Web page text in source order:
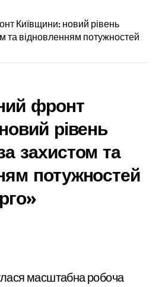
Київщини: новий рівень
та відновленням потужностей
фронт
рівень
захистом та
потужностей